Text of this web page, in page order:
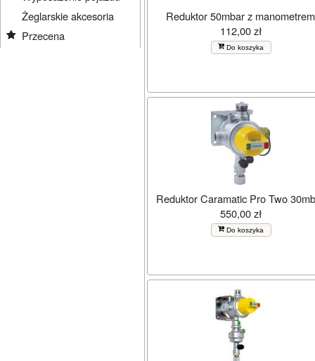
Żeglarskie akcesoria
Przecena
Reduktor 50mbar z manometrem
112,00 zł
Do koszyka
Reduktor Caramatic Pro Two
550,00 zł
Do koszyka